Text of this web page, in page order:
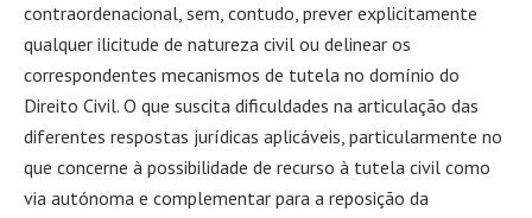
contraordenacional, sem, contudo, prever explicitamente
qualquer ilicitude de natureza civil ou delinear os
correspondentes mecanismos de tutela no domínio do
Direito Civil. O que suscita dificuldades na articulação das
diferentes respostas jurídicas aplicáveis, particularmente no
que concerne à possibilidade de recurso à tutela civil como
via autónoma e complementar para a reposição da